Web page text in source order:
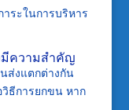
ระในการบริหาร
มีความสำคัญ
ส่งแตกต่างกัน
ธีการยกขน หาก